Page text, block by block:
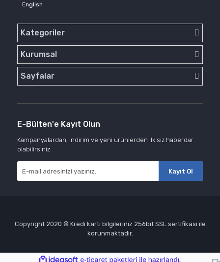
English
Kategoriler
Kurumsal
Sayfalar
E-Bülten'e Kayıt Olun
Kampanyalardan, indirim ve yeni ürünlerden ilk siz haberdar
olabilirsiniz.
Kayıt Ol
Copyright 2020 © Kredi kartı bilgileriniz 256bit SSL sertifikası ile
korunmaktadır.
ideasoft e-